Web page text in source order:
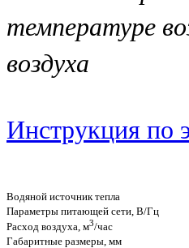
температуре
воздуха
Инструкция по
Водяной источник тепла
Параметры питающей сети, В/Гц
Расход воздуха, м3/час
Габаритные размеры, мм